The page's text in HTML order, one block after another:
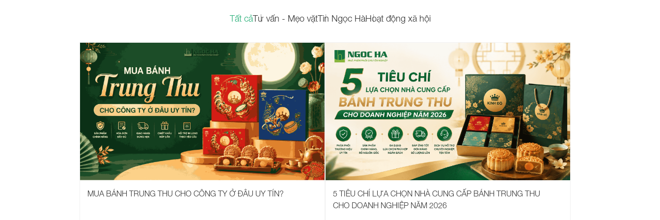
Tất cảTư vấn - Mẹo vặtTin Ngọc HàHoạt động xã hội
MUA BÁNH TRUNG THU CHO CÔNG TY Ở ĐÂU UY TÍN?
5 TIÊU CHÍ LỰA CHỌN NHÀ CUNG CẤP BÁNH TRUNG THU
CHO DOANH NGHIỆP NĂM 2026